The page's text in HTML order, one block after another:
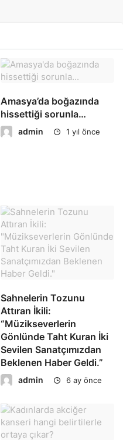
Amasya’da boğazında
hissettiği sorunla…
admin 1 yıl önce
Sahnelerin Tozunu
Attıran İkili:
“Müzikseverlerin
Gönlünde Taht Kuran İki
Sevilen Sanatçımızdan
Beklenen Haber Geldi.”
admin 6 ay önce